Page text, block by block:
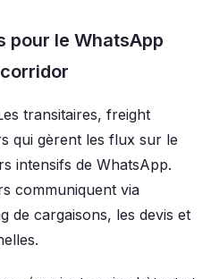
pour le WhatsApp
transitaires, freight
qui gèrent les flux sur le
intensifs de WhatsApp.
communiquent via
de cargaisons, les devis et